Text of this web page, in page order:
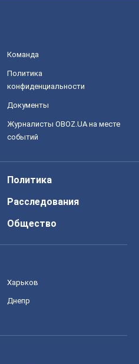
Команда
Политика
конфиденциальности
Документы
Журналисты OBOZ.UA на месте
событий
Политика
Расследования
Общество
Харьков
Днепр